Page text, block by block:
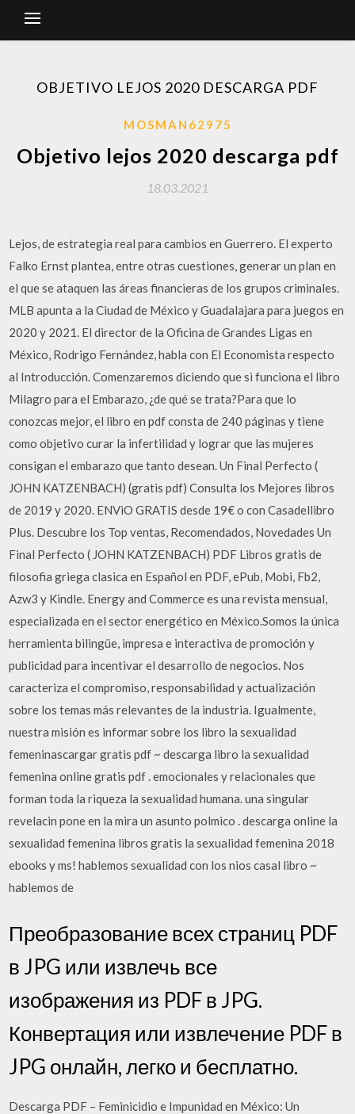
OBJETIVO LEJOS 2020 DESCARGA PDF
MOSMAN62975
Objetivo lejos 2020 descarga pdf
18.03.2021
Lejos, de estrategia real para cambios en Guerrero. El experto
Falko Ernst plantea, entre otras cuestiones, generar un plan en
el que se ataquen las áreas financieras de los grupos criminales.
MLB apunta a la Ciudad de México y Guadalajara para juegos en
2020 y 2021. El director de la Oficina de Grandes Ligas en
México, Rodrigo Fernández, habla con El Economista respecto
al Introducción. Comenzaremos diciendo que si funciona el libro
Milagro para el Embarazo, ¿de qué se trata?Para que lo
conozcas mejor, el libro en pdf consta de 240 páginas y tiene
como objetivo curar la infertilidad y lograr que las mujeres
consigan el embarazo que tanto desean. Un Final Perfecto (
JOHN KATZENBACH) (gratis pdf) Consulta los Mejores libros
de 2019 y 2020. ENViO GRATIS desde 19€ o con Casadellibro
Plus. Descubre los Top ventas, Recomendados, Novedades Un
Final Perfecto ( JOHN KATZENBACH) PDF Libros gratis de
filosofia griega clasica en Español en PDF, ePub, Mobi, Fb2,
Azw3 y Kindle. Energy and Commerce es una revista mensual,
especializada en el sector energético en México.Somos la única
herramienta bilingüe, impresa e interactiva de promoción y
publicidad para incentivar el desarrollo de negocios. Nos
caracteriza el compromiso, responsabilidad y actualización
sobre los temas más relevantes de la industria. Igualmente,
nuestra misión es informar sobre los libro la sexualidad
femeninascargar gratis pdf ~ descarga libro la sexualidad
femenina online gratis pdf . emocionales y relacionales que
forman toda la riqueza la sexualidad humana. una singular
revelacin pone en la mira un asunto polmico . descarga online la
sexualidad femenina libros gratis la sexualidad femenina 2018
ebooks y ms! hablemos sexualidad con los nios casal libro ~
hablemos de
Преобразование всех страниц PDF
в JPG или извлечь все
изображения из PDF в JPG.
Конвертация или извлечение PDF в
JPG онлайн, легко и бесплатно.
Descarga PDF – Feminicidio e Impunidad en México: Un